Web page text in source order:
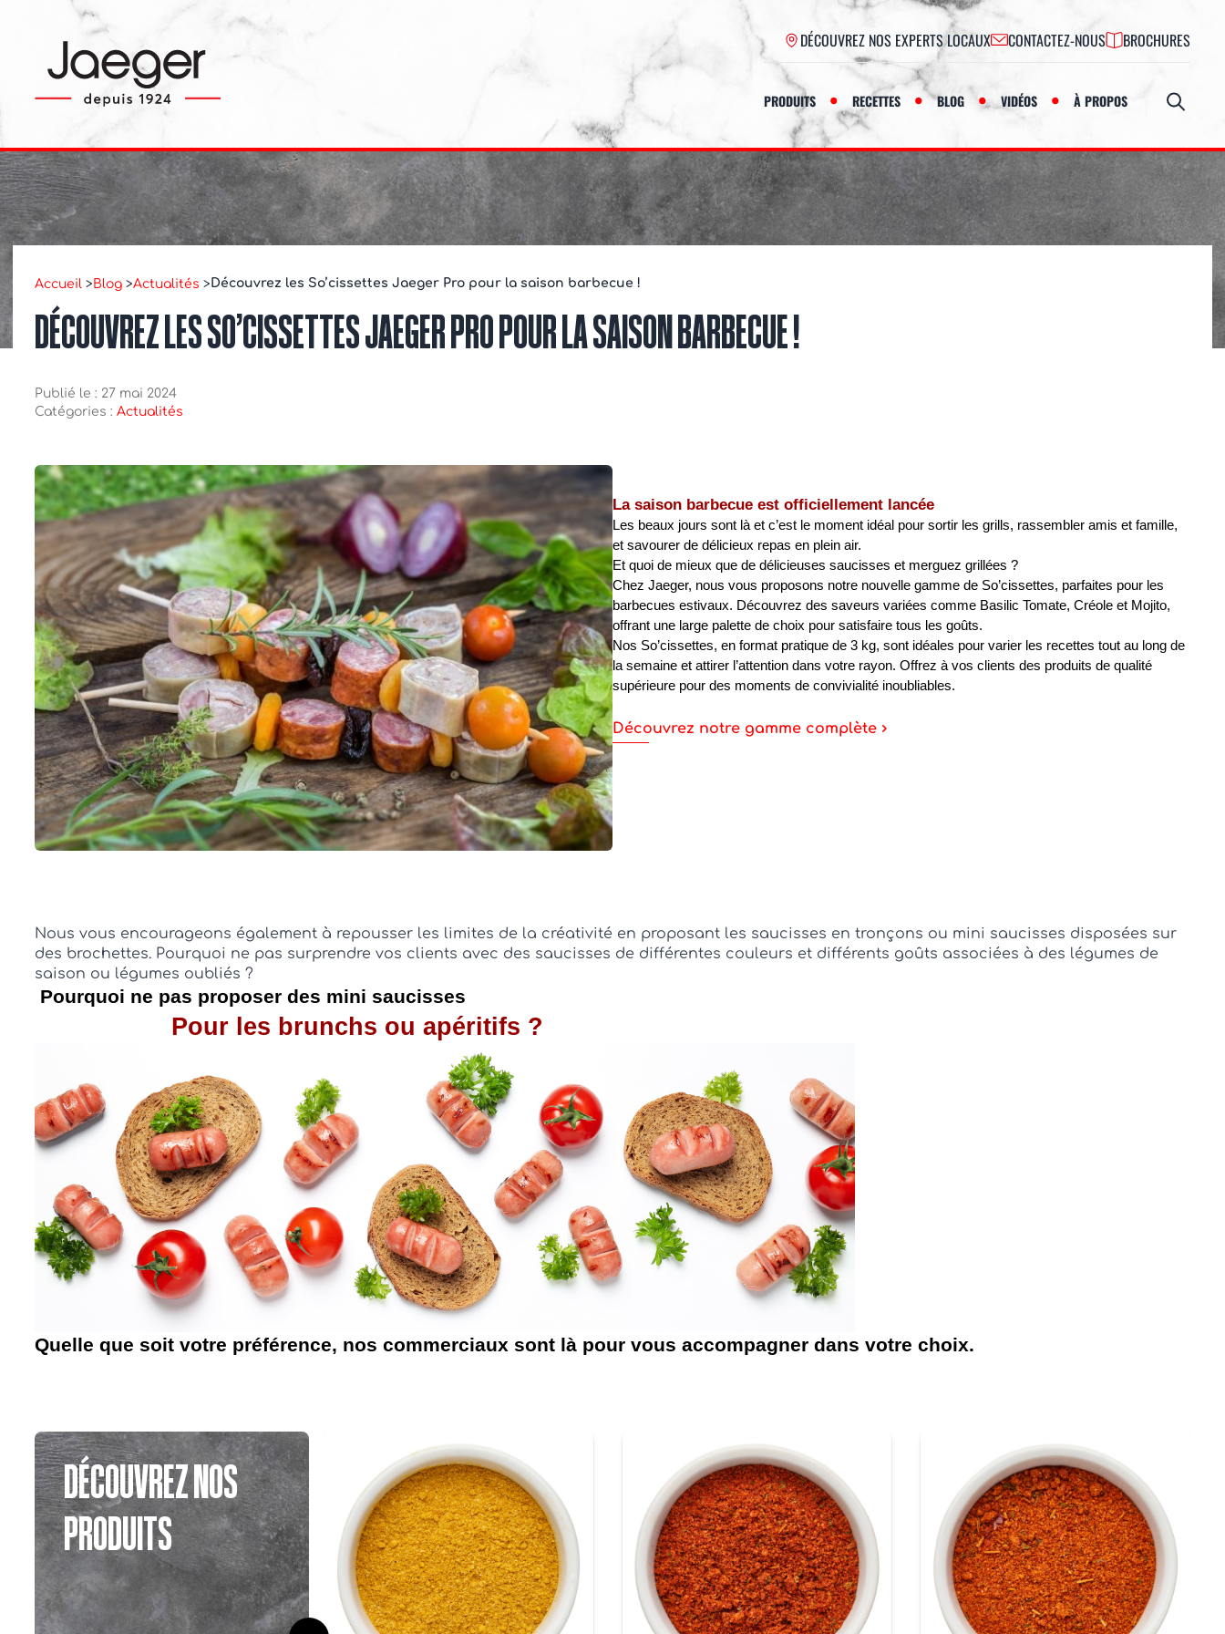
DÉCOUVREZ NOS EXPERTS LOCAUX CONTACTEZ-NOUS BROCHURES
PRODUITS RECETTES BLOG VIDÉOS À PROPOS
Accueil >Blog >Actualités >Découvrez les So’cissettes Jaeger Pro pour la saison barbecue !
DÉCOUVREZ LES SO’CISSETTES JAEGER PRO POUR LA SAISON BARBECUE !
Publié le : 27 mai 2024
Catégories : Actualités
La saison barbecue est officiellement lancée
Les beaux jours sont là et c’est le moment idéal pour sortir les grills, rassembler amis et famille,
et savourer de délicieux repas en plein air.
Et quoi de mieux que de délicieuses saucisses et merguez grillées ?
Chez Jaeger, nous vous proposons notre nouvelle gamme de So’cissettes, parfaites pour les
barbecues estivaux. Découvrez des saveurs variées comme Basilic Tomate, Créole et Mojito,
offrant une large palette de choix pour satisfaire tous les goûts.
Nos So’cissettes, en format pratique de 3 kg, sont idéales pour varier les recettes tout au long de
la semaine et attirer l’attention dans votre rayon. Offrez à vos clients des produits de qualité
supérieure pour des moments de convivialité inoubliables.
Découvrez notre gamme complète
Nous vous encourageons également à repousser les limites de la créativité en proposant les saucisses en tronçons ou mini saucisses disposées sur
des brochettes. Pourquoi ne pas surprendre vos clients avec des saucisses de différentes couleurs et différents goûts associées à des légumes de
saison ou légumes oubliés ?
Pourquoi ne pas proposer des mini saucisses
Pour les brunchs ou apéritifs ?
Quelle que soit votre préférence, nos commerciaux sont là pour vous accompagner dans votre choix.
DÉCOUVREZ NOS
PRODUITS